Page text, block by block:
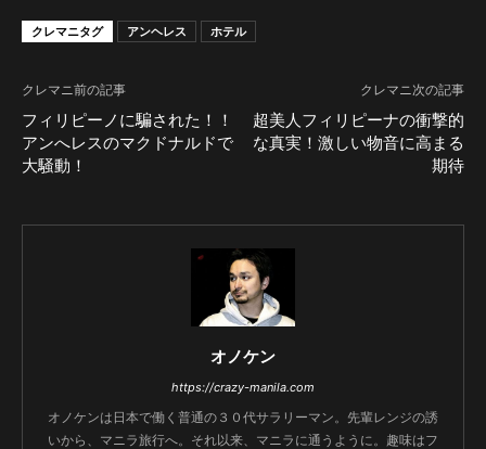
クレマニタグ アンヘレス ホテル
クレマニ前の記事
フィリピーノに騙された！！
アンへレスのマクドナルドで
大騒動！
クレマニ次の記事
超美人フィリピーナの衝撃的
な真実！激しい物音に高まる
期待
オノケン
https://crazy-manila.com
オノケンは日本で働く普通の３０代サラリーマン。先輩レンジの誘
いから、マニラ旅行へ。それ以来、マニラに通うように。趣味はフ